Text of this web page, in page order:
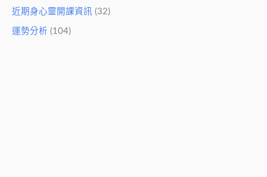
近期身心靈開課資訊 (32)
運勢分析 (104)